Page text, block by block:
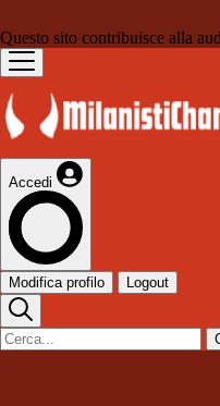
Questo sito contribuisce alla
Accedi
Modifica profilo Logout